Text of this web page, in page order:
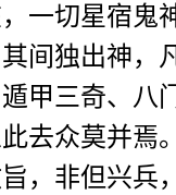
一切星宿鬼
间独出神，
甲三奇、八
去众莫并焉
，非但兴兵